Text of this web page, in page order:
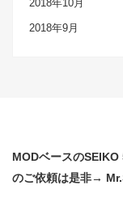
2018年10月
2018年9月
MODベースの
のご依頼は是非→